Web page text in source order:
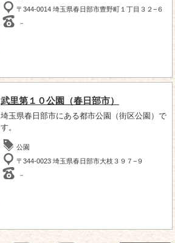
〒344-0014 埼玉県春日部市豊野町１丁目３２−６
－
武里第１０公園（春日部市）
埼玉県春日部市にある都市公園（街区公園）で
す。
公園
〒344-0023 埼玉県春日部市大枝３９７−９
－